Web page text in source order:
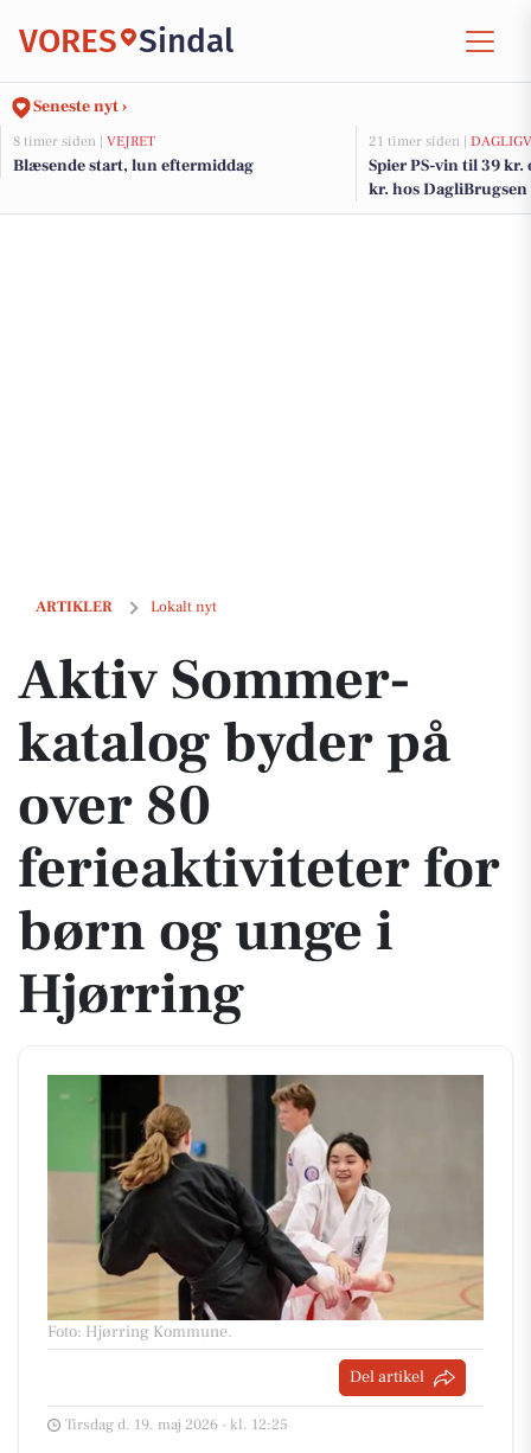
VORES Sindal
Seneste nyt ›
8 timer siden | VEJRET
Blæsende start, lun eftermiddag
21 timer siden |
Spier PS-vin til 39
kr. hos DagliBrugsen
ARTIKLER Lokalt nyt
Aktiv Sommer-katalog byder på over 80 ferieaktiviteter for børn og
Aktiv Sommer-
katalog byder på
over 80
ferieaktiviteter for
børn og unge i
Hjørring
Foto: Hjørring Kommune.
Del artikel
Tirsdag d. 19. maj 2026 - kl. 12:25